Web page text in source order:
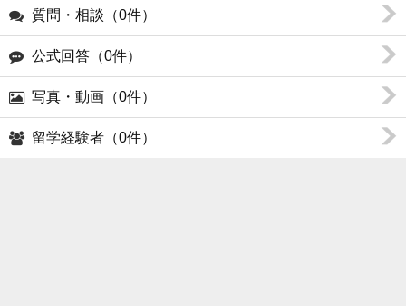
質問・相談（0件）
公式回答（0件）
写真・動画（0件）
留学経験者（0件）